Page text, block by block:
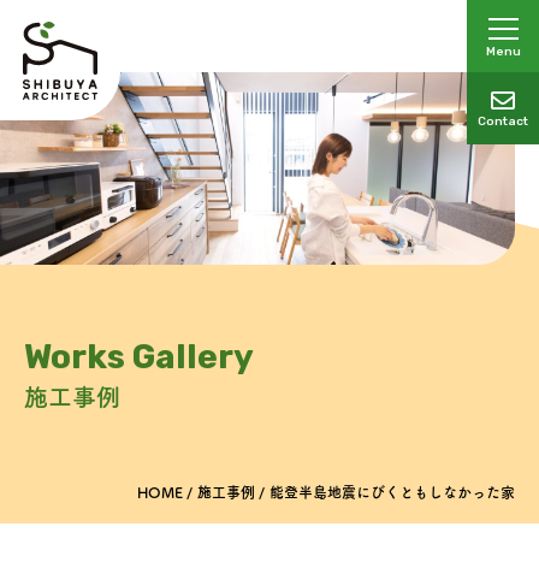
Menu
Contact
Works Gallery
施工事例
HOME 施工事例 能登半島地震にびくともしなかった家